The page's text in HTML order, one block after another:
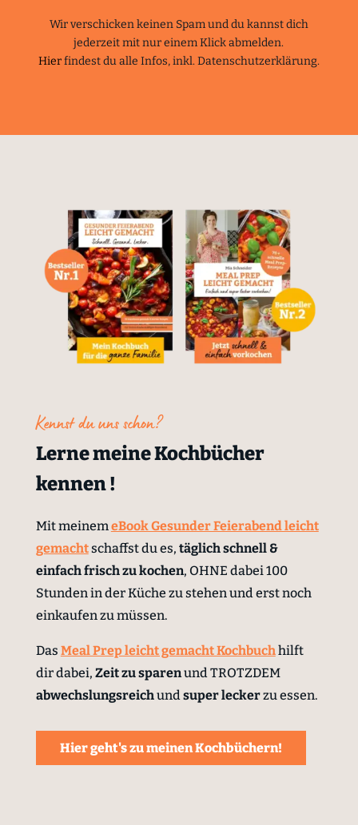
Wir verschicken keinen Spam und du kannst dich
jederzeit mit nur einem Klick abmelden.
Hierfindest du alle Infos, inkl. Datenschutzerklärung.
Kennst du uns schon?
Lerne meine Kochbücher
kennen !
Mit meinemeBook Gesunder Feierabend leicht
gemachtschaffst du es, täglich schnell &
einfachfrisch zu kochen, OHNE dabei 100
Stunden in der Küche zu stehen und erst noch
einkaufen zu müssen.
Das Meal Prep leicht gemacht Kochbuchhilft
dir dabei, Zeit zu sparenund TROTZDEM
abwechslungsreichundsuper leckerzu essen.
Hier geht's zu meinen Kochbüchern!